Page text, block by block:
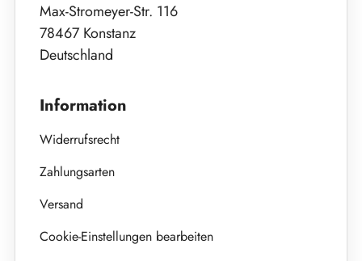
Max-Stromeyer-Str. 116
78467 Konstanz
Deutschland
Information
Widerrufsrecht
Zahlungsarten
Versand
Cookie-Einstellungen bearbeiten